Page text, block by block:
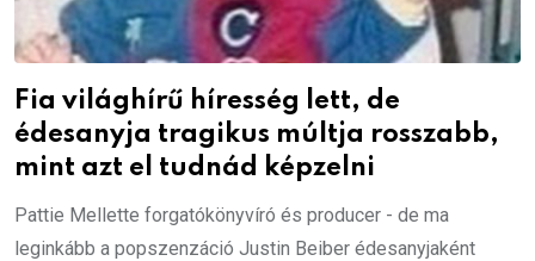
Fia világhírű híresség lett, de
édesanyja tragikus múltja rosszabb,
mint azt el tudnád képzelni
Pattie Mellette forgatókönyvíró és producer - de ma
leginkább a popszenzáció Justin Beiber édesanyjaként